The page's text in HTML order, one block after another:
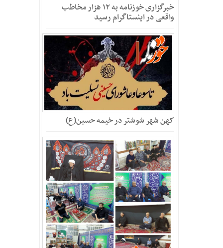
خبرگزاری خوزنامه به ۱۲ هزار مخاطب
واقعی در اینستاگرام رسید
کهن شهر شوشتر در خیمه حسین(ع)